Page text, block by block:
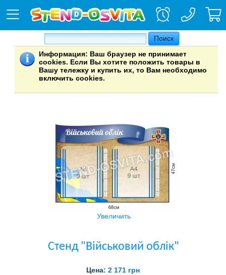
Информация: Ваш браузер не принимает
cookies. Если Вы хотите положить товары в
Вашу тележку и купить их, то Вам необходимо
включить cookies.
Увеличить
Стенд "Військовий облік"
Цена: 2 171 грн